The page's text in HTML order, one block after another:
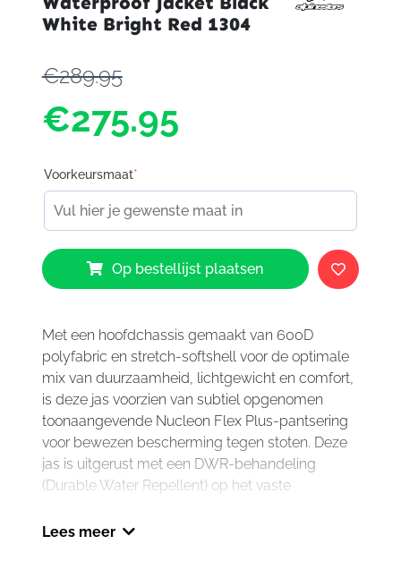
White Bright Red 1304
€289.95
€275.95
Voorkeursmaat*
Alpinestars
SMX
Waterproof
Black
White
Bright
Red
1304
aantal
Op bestellijst plaatsen
Met een hoofdchassis gemaakt van 600D
polyfabric en stretch-softshell voor de optimale
mix van duurzaamheid, lichtgewicht en comfort,
is deze jas voorzien van subtiel opgenomen
toonaangevende Nucleon Flex Plus-pantsering
voor bewezen bescherming tegen stoten. Deze
jas is uitgerust met een DWR-behandeling
(Durable Water Repellent) op het vaste
bij nat weer, en heeft een uitneembare
Lees meer